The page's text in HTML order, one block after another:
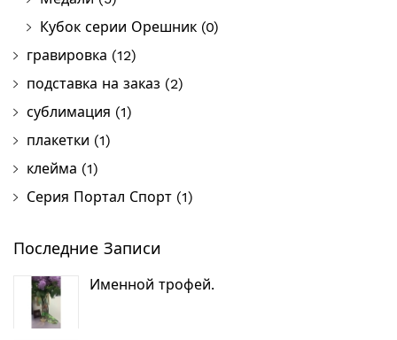
Кубок серии Орешник (0)
гравировка (12)
подставка на заказ (2)
сублимация (1)
плакетки (1)
клейма (1)
Серия Портал Спорт (1)
Последние Записи
Именной трофей.